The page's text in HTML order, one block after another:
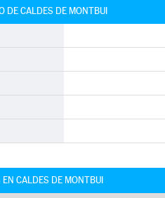
DE CALDES DE MONTBUI
CALDES DE MONTBUI